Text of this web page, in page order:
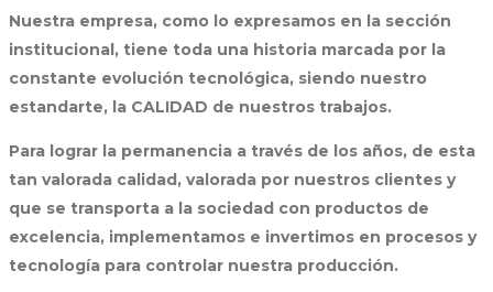
Nuestra empresa, como lo expresamos en la sección
institucional, tiene toda una historia marcada por la
constante evolución tecnológica, siendo nuestro
estandarte, la CALIDAD de nuestros trabajos.
Para lograr la permanencia a través de los años, de esta
tan valorada calidad, valorada por nuestros clientes y
que se transporta a la sociedad con productos de
excelencia, implementamos e invertimos en procesos y
tecnología para controlar nuestra producción.